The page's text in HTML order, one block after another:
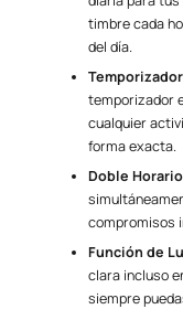
timbre cada
del día.
temporizador
cualquier
forma exacta.
Doble
compromisos
Función de
clara incluso
siempre